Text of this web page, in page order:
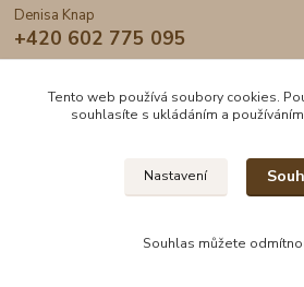
Denisa Knap
+420 602 775 095
2024 © DogDen.cz, všechna
Tento web používá soubory cookies.
souhlasíte s ukládáním a
Nastavení
Souhlas můžete